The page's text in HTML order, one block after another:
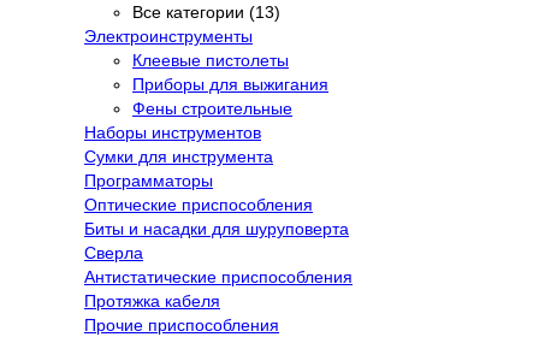
Все категории (13)
Электроинструменты
Клеевые пистолеты
Приборы для выжигания
Фены строительные
Наборы инструментов
Сумки для инструмента
Программаторы
Оптические приспособления
Биты и насадки для шуруповерта
Сверла
Антистатические приспособления
Протяжка кабеля
Прочие приспособления